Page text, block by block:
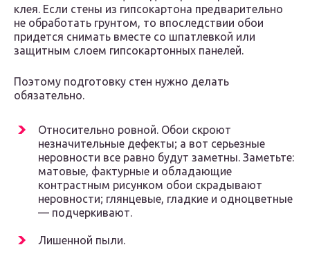
клея. Если стены из гипсокартона предварительно
не обработать грунтом, то впоследствии обои
придется снимать вместе со шпатлевкой или
защитным слоем гипсокартонных панелей.
Поэтому подготовку стен нужно делать
обязательно.
Относительно ровной. Обои скроют
незначительные дефекты; а вот серьезные
неровности все равно будут заметны. Заметьте:
матовые, фактурные и обладающие
контрастным рисунком обои скрадывают
неровности; глянцевые, гладкие и одноцветные
— подчеркивают.
Лишенной пыли.